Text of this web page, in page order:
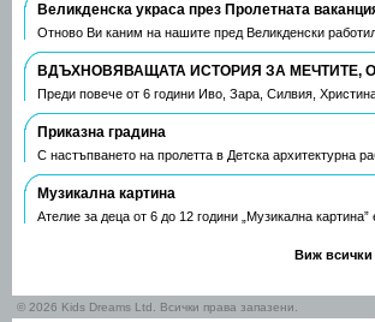
Великденска украса през Пролетната
Отново Ви каним на нашите пред Великденски
ВДЪХНОВЯВАЩАТА ИСТОРИЯ ЗА МЕЧТИТЕ,
Преди повече от 6 години Иво, Зара, Силвия,
Приказна градина
С настъпването на пролетта в Детска архитектурна
Музикална картина
Ателие за деца от 6 до 12 години „Музикална
Виж
© 2026 Kids Dreams Ltd. Всички права запазени.